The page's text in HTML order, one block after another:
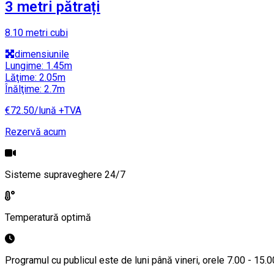
3 metri pătrați
8.10 metri cubi
dimensiunile
Lungime: 1.45m
Lăţime: 2.05m
Înălţime: 2.7m
€72.50/lună +TVA
Rezervă acum
Sisteme supraveghere 24/7
Temperatură optimă
Programul cu publicul este de luni până vineri, orele 7.00 -